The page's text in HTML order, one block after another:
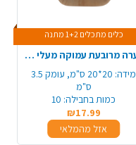
כלים מתכלים 1+2 מתנה
קערה מרובעת עמוקה מעלי דקל 10 יח' - גדול
מידה:
20*20 ס"מ, עומק 3.5
ס"מ
כמות בחבילה: 10
₪17.99
אזל מהמלאי